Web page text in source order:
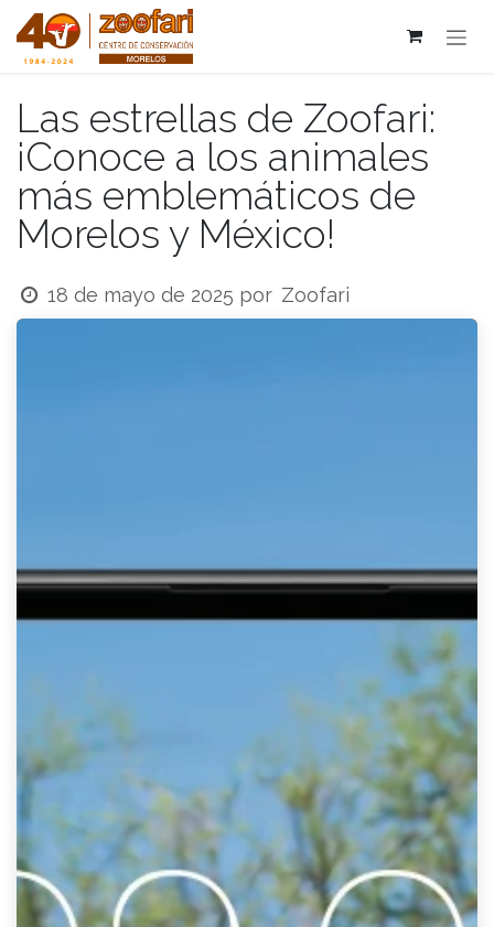
Ir al contenido
Las estrellas de Zoofari:
¡Conoce a los animales
más emblemáticos de
Morelos y México!
18 de mayo de 2025 por Zoofari